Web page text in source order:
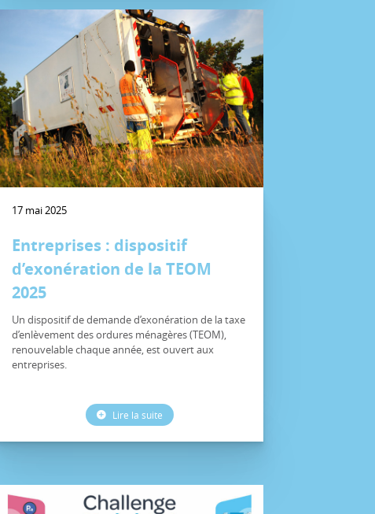
17 mai 2025
Entreprises : dispositif
d’exonération de la TEOM
2025
Un dispositif de demande d’exonération de la taxe
d’enlèvement des ordures ménagères (TEOM),
renouvelable chaque année, est ouvert aux
entreprises.
Lire la suite